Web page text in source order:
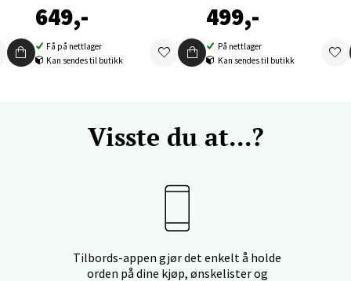
649,-
Få på nettlager
Kan sendes til butikk
499,-
På nettlager
Kan sendes til butikk
Visste du at...?
Tilbords-appen gjør det enkelt å holde
orden på dine kjøp, ønskelister og
dag 10-18
- Thon Senter Malmporten